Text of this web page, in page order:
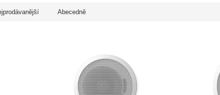
Abecedně